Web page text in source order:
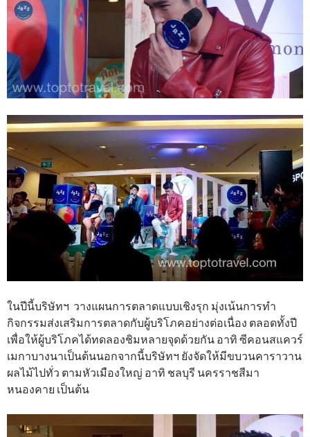
ในปีนี้บริษัทฯ วางแผนการตลาดแบบเชิงรุก มุ่งเน้นการทำ
กิจกรรมส่งเสริมการตลาดกับผู้บริโภคอย่างต่อเนื่อง ตลอดทั้งปี
เพื่อให้ผู้บริโภคได้ทดลองชิมหลายจุดด้วยกัน อาทิ ซีคอนสแควร์
เมกาบางนาเป็นต้นนอกจากนี้บริษัทฯ ยังจัดให้มีขบวนคาราวาน
ผลไม้ไปทั่ว ตามหัวเมืองใหญ่ อาทิ ชลบุรี นครราชสีมา
หนองคาย เป็นต้น